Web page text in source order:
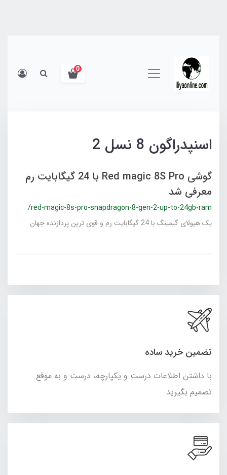
0
اسنپدراگون 8 نسل 2
گوشی Red magic 8S Pro با 24 گیگابایت رم
معرفی شد
/red-magic-8s-pro-snapdragon-8-gen-2-up-to-24gb-ram
یک هیولای گیمینگ با 24 گیگابایت رم و قوی‌ ترین پردازنده جهان
تضمین خرید ساده
با داشتن اطلاعات درست و یکپارچه، درست و به موقع
تصمیم بگیرید